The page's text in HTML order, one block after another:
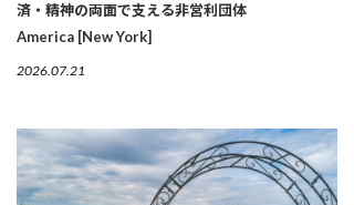
済・精神の両面で支える非営利団体
America [New York]
2026.07.21